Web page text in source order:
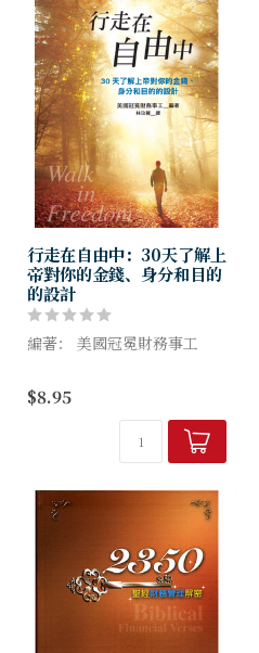
行走在自由中：30天了解上
帝對你的金錢、身分和目的
的設計
編著： 美國冠冕財務事工
分和目的的設計。
我是誰？ 我從哪裡來？ 我為
什麼在這裡？ 我擁有什麼？
我如何使用我所擁有的？
$8.95